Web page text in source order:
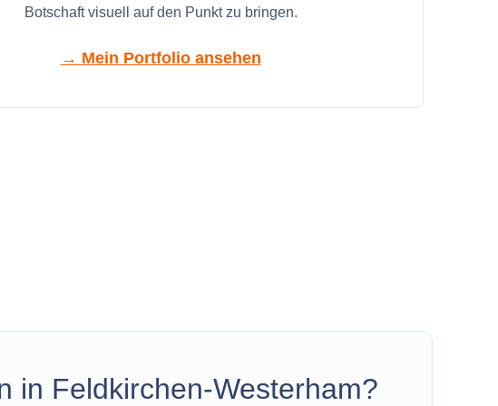
Botschaft visuell auf den Punkt zu bringen.
→ Mein Portfolio ansehen
in Feldkirchen-Westerham?